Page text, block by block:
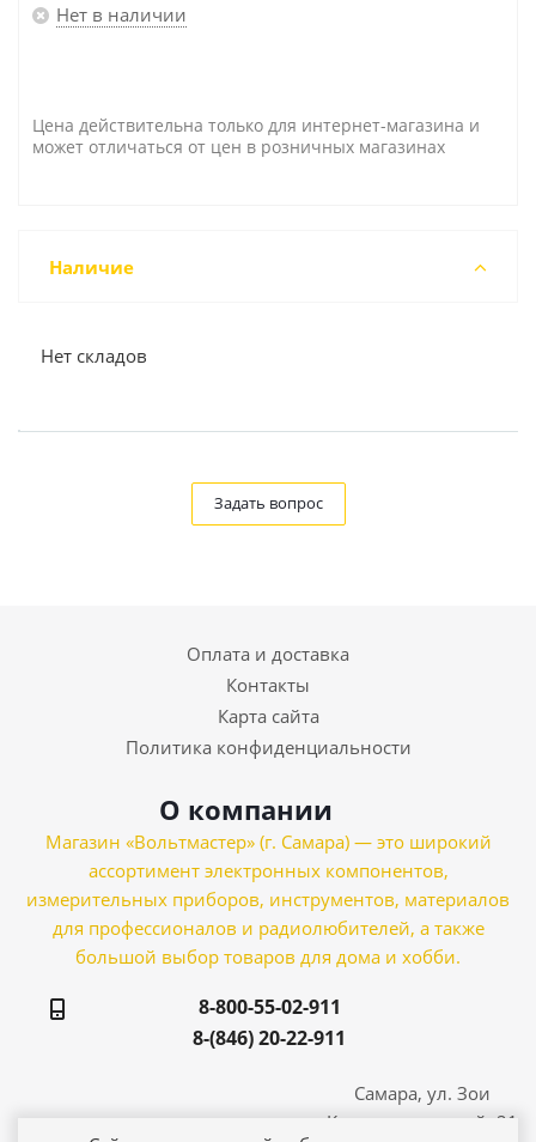
Нет в наличии
Цена действительна только для интернет-магазина и
может отличаться от цен в розничных магазинах
Наличие
Нет складов
Задать вопрос
Оплата и доставка
Контакты
Карта сайта
Политика конфиденциальности
О компании
Магазин «Вольтмастер» (г. Самара) — это широкий
ассортимент электронных компонентов,
измерительных приборов, инструментов, материалов
для профессионалов и радиолюбителей, а также
большой выбор товаров для дома и хобби.
8-800-55-02-911
8-(846) 20-22-911
Самара, ул. Зои
Космодемьянской, 21